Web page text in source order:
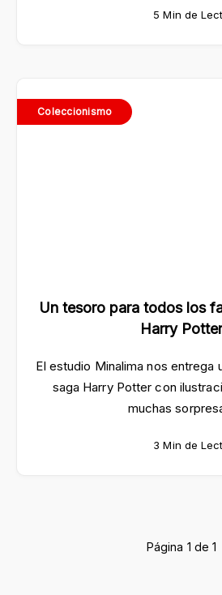
5 Min de
Coleccionismo
Un tesoro para todos los
Harry Potter
El estudio Minalima nos entrega
saga Harry Potter con
muchas
3 Min de
Página 1 de 1